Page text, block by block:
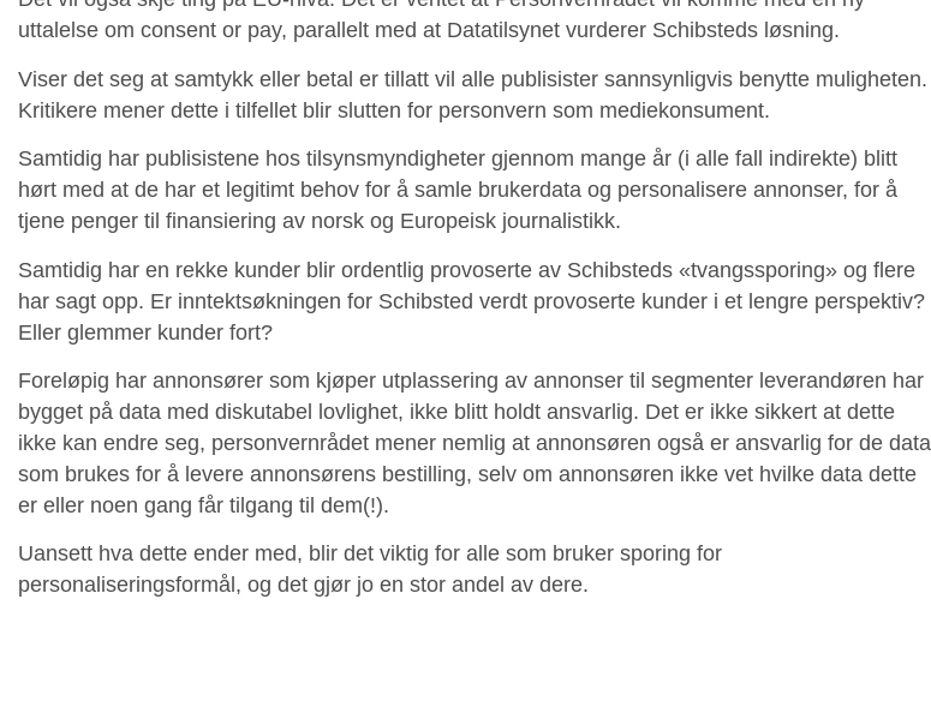
uttalelse om consent or pay, parallelt med at Datatilsynet vurderer Schibsteds løsning.
Viser det seg at samtykk eller betal er tillatt vil alle publisister sannsynligvis benytte muligheten.
Kritikere mener dette i tilfellet blir slutten for personvern som mediekonsument.
Samtidig har publisistene hos tilsynsmyndigheter gjennom mange år (i alle fall indirekte) blitt
hørt med at de har et legitimt behov for å samle brukerdata og personalisere annonser, for å
tjene penger til finansiering av norsk og Europeisk journalistikk.
Samtidig har en rekke kunder blir ordentlig provoserte av Schibsteds «tvangssporing» og flere
har sagt opp. Er inntektsøkningen for Schibsted verdt provoserte kunder i et lengre perspektiv?
Eller glemmer kunder fort?
Foreløpig har annonsører som kjøper utplassering av annonser til segmenter leverandøren har
bygget på data med diskutabel lovlighet, ikke blitt holdt ansvarlig. Det er ikke sikkert at dette
ikke kan endre seg, personvernrådet mener nemlig at annonsøren også er ansvarlig for de data
som brukes for å levere annonsørens bestilling, selv om annonsøren ikke vet hvilke data dette
er eller noen gang får tilgang til dem(!).
Uansett hva dette ender med, blir det viktig for alle som bruker sporing for
personaliseringsformål, og det gjør jo en stor andel av dere.